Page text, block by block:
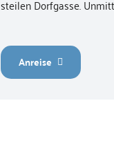
steilen Dorfgasse.
Anreise